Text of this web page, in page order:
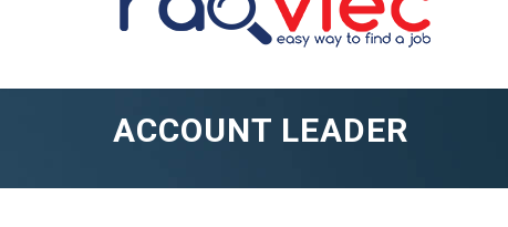
ACCOUNT LEADER